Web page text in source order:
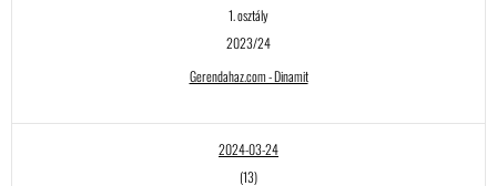
1. osztály
2023/24
Gerendahaz.com - Dinamit
2024-03-24
(13)